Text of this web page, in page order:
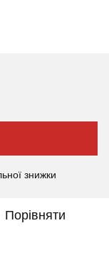
знижки
Порівняти